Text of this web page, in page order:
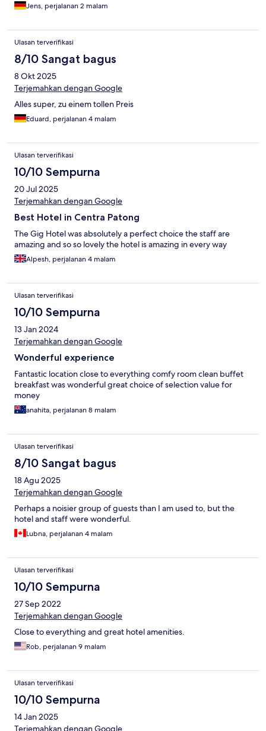
Jens, perjalanan 2 malam
Ulasan terverifikasi
8/10 Sangat bagus
8 Okt 2025
Terjemahkan dengan Google
Alles super, zu einem tollen Preis
Eduard, perjalanan 4 malam
Ulasan terverifikasi
10/10 Sempurna
20 Jul 2025
Terjemahkan dengan Google
Best Hotel in Centra Patong
The Gig Hotel was absolutely a perfect choice the staff are
amazing and so so lovely the hotel is amazing in every way
Alpesh, perjalanan 4 malam
Ulasan terverifikasi
10/10 Sempurna
13 Jan 2024
Terjemahkan dengan Google
Wonderful experience
Fantastic location close to everything comfy room clean buffet
breakfast was wonderful great choice of selection value for
money
anahita, perjalanan 8 malam
Ulasan terverifikasi
8/10 Sangat bagus
18 Agu 2025
Terjemahkan dengan Google
Perhaps a noisier group of guests than I am used to, but the
hotel and staff were wonderful.
Lubna, perjalanan 4 malam
Ulasan terverifikasi
10/10 Sempurna
27 Sep 2022
Terjemahkan dengan Google
Close to everything and great hotel amenities.
Rob, perjalanan 9 malam
Ulasan terverifikasi
10/10 Sempurna
14 Jan 2025
Terjemahkan dengan Google